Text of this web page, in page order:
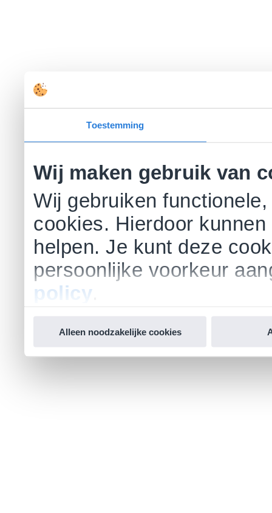
Toestemming
Wij maken gebruik van
Wij gebruiken
cookies. Hierdoor
helpen. Je kunt deze
persoonlijke voorkeur
policy
Alleen noodzakelijke cookies